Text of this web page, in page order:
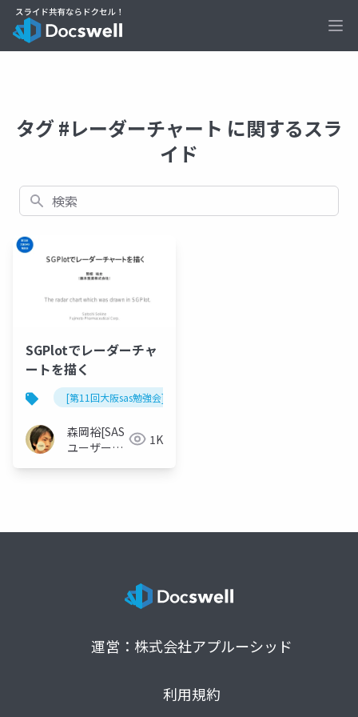
タグ #レーダーチャート に関するスラ
イド
検索
SGPlotでレーダーチャ
ートを描く
[第11回大阪sas勉強会]
森岡裕[SAS
ユーザー総
1K
運営：株式会社アプルーシッド
利用規約